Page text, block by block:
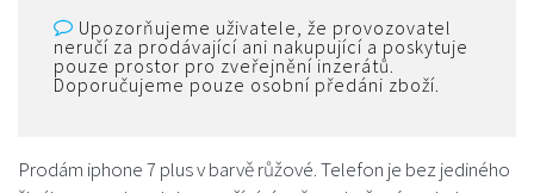
Upozorňujeme uživatele, že provozovatel
neručí za prodávající ani nakupující a poskytuje
pouze prostor pro zveřejnění inzerátů.
Doporučujeme pouze osobní předáni zboží.
Prodám iphone 7 plus v barvě růžové. Telefon je bez jediného